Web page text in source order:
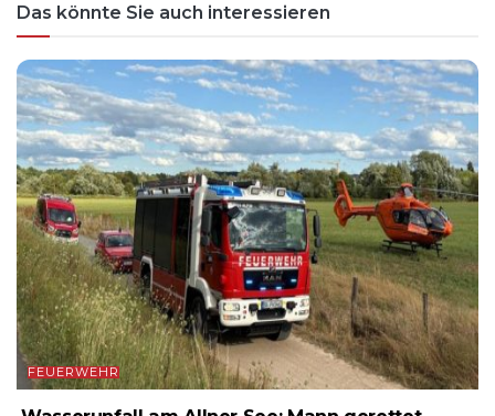
Das könnte Sie auch interessieren
FEUERWEHR